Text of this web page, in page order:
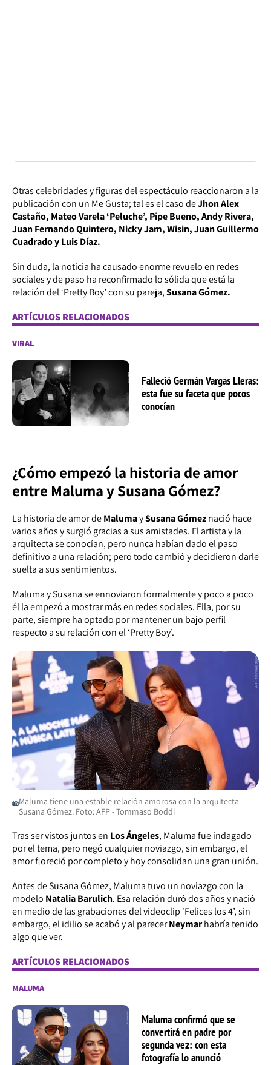
Otras celebridades y figuras del espectáculo reaccionaron a la
publicación con un Me Gusta; tal es el caso deJhon Alex
Castaño, Mateo Varela ‘Peluche’, Pipe Bueno, Andy Rivera,
Juan Fernando Quintero, Nicky Jam, Wisin, Juan Guillermo
Cuadrado y Luis Díaz.
Sin duda, la noticia ha causado enorme revuelo en redes
sociales y de paso ha reconfirmado lo sólida que está la
relación del ‘Pretty Boy’ con su pareja,Susana Gómez.
ARTÍCULOS RELACIONADOS
VIRAL
Falleció Germán Vargas Lleras:
esta fue su faceta que pocos
conocían
¿Cómo empezó la historia de amor
entre Maluma y Susana Gómez?
La historia de amor deMalumaySusana Gómeznació hace
varios años y surgió gracias a sus amistades. El artista y la
arquitecta se conocían, pero nunca habían dado el paso
definitivo a una relación; pero todo cambió y decidieron darle
suelta a sus sentimientos.
Maluma y Susana se ennoviaron formalmente y poco a poco
él la empezó a mostrar más en redes sociales. Ella, por su
parte, siempre ha optado por mantener un bajo perfil
respecto a su relación con el ‘Pretty Boy’.
Maluma tiene una estable relación amorosa con la arquitecta
Susana Gómez. Foto: AFP - Tommaso Boddi
Tras ser vistos juntos en Los Ángeles, Maluma fue indagado
por el tema, pero negó cualquier noviazgo, sin embargo, el
amor floreció por completo y hoy consolidan una gran unión.
Antes de Susana Gómez, Maluma tuvo un noviazgo con la
modelo Natalia Barulich. Esa relación duró dos años y nació
en medio de las grabaciones del videoclip ‘Felices los 4’, sin
embargo, el idilio se acabó y al parecerNeymarhabría tenido
algo que ver.
ARTÍCULOS RELACIONADOS
MALUMA
Maluma confirmó que se
convertirá en padre por
segunda vez: con esta
fotografía lo anunció